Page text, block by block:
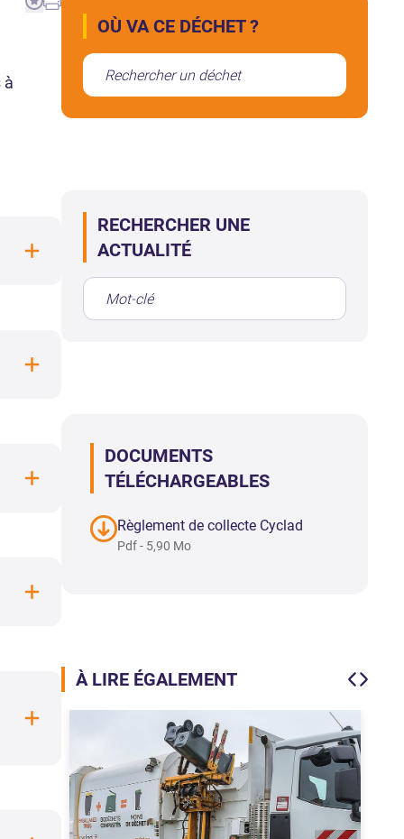
à
OÙ VA CE DÉCHET ?
RECHERCHER UNE
ACTUALITÉ
DOCUMENTS
TÉLÉCHARGEABLES
Règlement de collecte Cyclad
Pdf - 5,90 Mo
À LIRE ÉGALEMENT